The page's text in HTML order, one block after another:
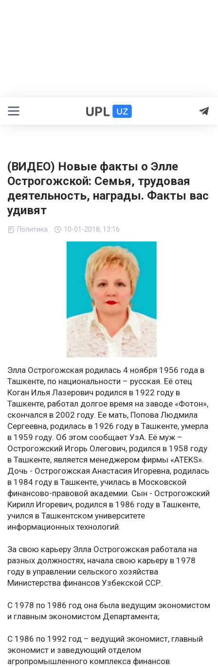
(ВИДЕО) Новые факты о Элле
Острогожской: Семья, трудовая
деятельность, награды. Факты вас
удивят
Политика 10-01-2018, 13:16
Элла Острогожская родилась 4 ноября 1956 года в
Ташкенте, по национальности – русская. Её отец
Коган Илья Лазерович родился в 1922 году в
Ташкенте, работал долгое время на заводе «Фотон»,
скончался в 2002 году. Ее мать, Попова Людмила
Сергеевна, родилась в 1926 году в Ташкенте, умерла
в 1959 году. Об этом сообщает УзА. Её муж –
Острогожский Игорь Олегович, родился в 1958 году
в Ташкенте, является менеджером фирмы «ATEKS».
Дочь - Острогожская Анастасия Игоревна, родилась
в 1984 году в Ташкенте, училась в Московской
финансово-правовой академии. Сын - Острогожский
Кирилл Игоревич, родился в 1986 году в Ташкенте,
учился в Ташкентском университете
информационных технологий.
За свою карьеру Элла Острогожская работала на
разных должностях, начала свою карьеру в 1978
году в управлении сельского хозяйства
Министерства финансов Узбекской ССР.
С 1978 по 1986 год она была ведущим экономистом
и главным экономистом Департамента;
С 1986 по 1992 год – ведущий экономист, главный
экономист и заведующий отделом
агропромышленного комплекса финансов